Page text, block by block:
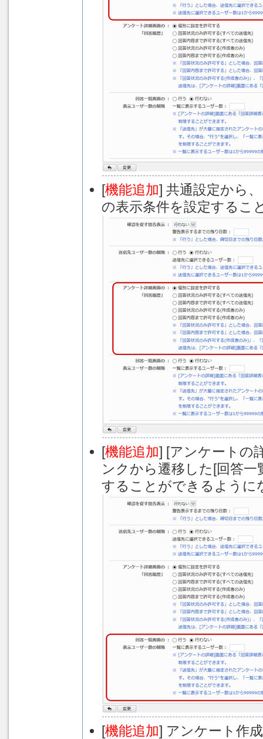
[機能追加] 共通設定から
の表示条件を設定するこ
[機能追加] [アンケートの
ンクから遷移した[回答
することができるように
[機能追加] アンケート作